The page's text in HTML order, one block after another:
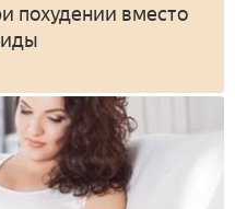
похудении вместо